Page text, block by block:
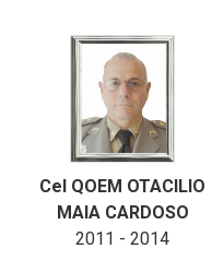
Cel QOEM OTACILIO
MAIA CARDOSO
2011 - 2014